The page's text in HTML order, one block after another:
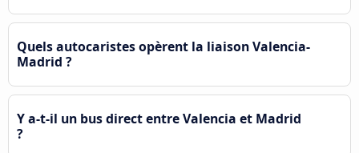
Quels autocaristes opèrent la liaison Valencia-
Madrid ?
Y a-t-il un bus direct entre Valencia et Madrid
?